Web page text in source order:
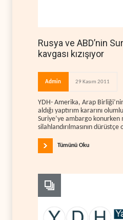
Rusya ve ABD’nin
kavgası kızışıyor
Admin 29 Kasım 2011
YDH- Amerika, Arap
aldığı yaptırım kararını
Suriye’ye ambargo
silahlandırılmasının dürüstçe
Tümünü Oku